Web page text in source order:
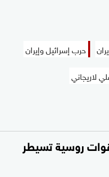
حرب إسرائيل وإيران
لاريجاني
روسية تسيطر